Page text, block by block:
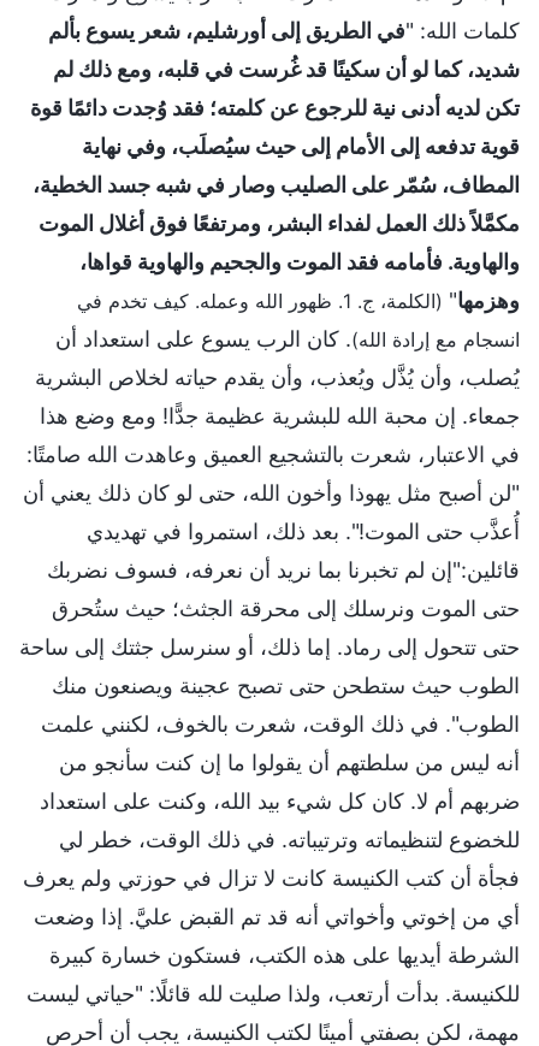
كلمات الله: "في الطريق إلى أورشليم، شعر يسوع بألم
شديد، كما لو أن سكينًا قد غُرست في قلبه، ومع ذلك لم
تكن لديه أدنى نية للرجوع عن كلمته؛ فقد وُجدت دائمًا قوة
قوية تدفعه إلى الأمام إلى حيث سيُصلَب، وفي نهاية
المطاف، سُمّر على الصليب وصار في شبه جسد الخطية،
مكمَّلاً ذلك العمل لفداء البشر، ومرتفعًا فوق أغلال الموت
والهاوية. فأمامه فقد الموت والجحيم والهاوية قواها،
وهزمها"
(الكلمة، ج. 1. ظهور الله وعمله. كيف تخدم في
انسجام مع إرادة الله). كان الرب يسوع على استعداد أن
يُصلب، وأن يُذَّل ويُعذب، وأن يقدم حياته لخلاص البشرية
جمعاء. إن محبة الله للبشرية عظيمة جدًّا! ومع وضع هذا
في الاعتبار، شعرت بالتشجيع العميق وعاهدت الله صامتًا:
"لن أصبح مثل يهوذا وأخون الله، حتى لو كان ذلك يعني أن
أُعذَّب حتى الموت!". بعد ذلك، استمروا في تهديدي
قائلين:"إن لم تخبرنا بما نريد أن نعرفه، فسوف نضربك
حتى الموت ونرسلك إلى محرقة الجثث؛ حيث ستُحرق
حتى تتحول إلى رماد. إما ذلك، أو سنرسل جثتك إلى ساحة
الطوب حيث ستطحن حتى تصبح عجينة ويصنعون منك
الطوب". في ذلك الوقت، شعرت بالخوف، لكنني علمت
أنه ليس من سلطتهم أن يقولوا ما إن كنت سأنجو من
ضربهم أم لا. كان كل شيء بيد الله، وكنت على استعداد
للخضوع لتنظيماته وترتيباته. في ذلك الوقت، خطر لي
فجأة أن كتب الكنيسة كانت لا تزال في حوزتي ولم يعرف
أي من إخوتي وأخواتي أنه قد تم القبض عليَّ. إذا وضعت
الشرطة أيديها على هذه الكتب، فستكون خسارة كبيرة
للكنيسة. بدأت أرتعب، ولذا صليت لله قائلًا: "حياتي ليست
مهمة، لكن بصفتي أمينًا لكتب الكنيسة، يجب أن أحرص